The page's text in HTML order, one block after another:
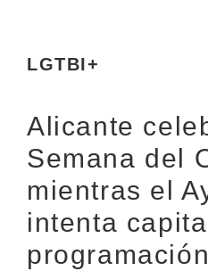
LGTBI+
Alicante
Semana del
mientras el
intenta